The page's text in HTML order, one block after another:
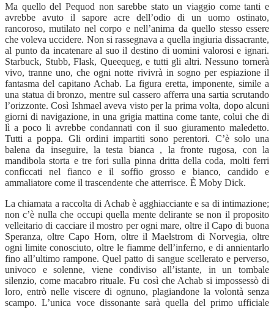
Ma quello del Pequod non sarebbe stato un viaggio come tanti e
avrebbe avuto il sapore acre dell’odio di un uomo ostinato,
rancoroso, mutilato nel corpo e nell’anima da quello stesso essere
che voleva uccidere. Non si rassegnava a quella ingiuria dissacrante,
al punto da incatenare al suo il destino di uomini valorosi e ignari.
Starbuck, Stubb, Flask, Queequeg, e tutti gli altri. Nessuno tornerà
vivo, tranne uno, che ogni notte rivivrà in sogno per espiazione il
fantasma del capitano Achab. La figura eretta, imponente, simile a
una statua di bronzo, mentre sul cassero afferra una sartia scrutando
l’orizzonte. Così Ishmael aveva visto per la prima volta, dopo alcuni
giorni di navigazione, in una grigia mattina come tante, colui che di
lì a poco li avrebbe condannati con il suo giuramento maledetto.
Tutti a poppa. Gli ordini impartiti sono perentori. C’è solo una
balena da inseguire, la testa bianca , la fronte rugosa, con la
mandibola storta e tre fori sulla pinna dritta della coda, molti ferri
conficcati nel fianco e il soffio grosso e bianco, candido e
ammaliatore come il trascendente che atterrisce. È Moby Dick.
La chiamata a raccolta di Achab è agghiacciante e sa di intimazione;
non c’è nulla che occupi quella mente delirante se non il proposito
velleitario di cacciare il mostro per ogni mare, oltre il Capo di buona
Speranza, oltre Capo Horn, oltre il Maelstrom di Norvegia, oltre
ogni limite conosciuto, oltre le fiamme dell’inferno, e di annientarlo
fino all’ultimo rampone. Quel patto di sangue scellerato e perverso,
univoco e solenne, viene condiviso all’istante, in un tombale
silenzio, come macabro rituale. Fu così che Achab si impossessò di
loro, entrò nelle viscere di ognuno, plagiandone la volontà senza
scampo. L’unica voce dissonante sarà quella del primo ufficiale